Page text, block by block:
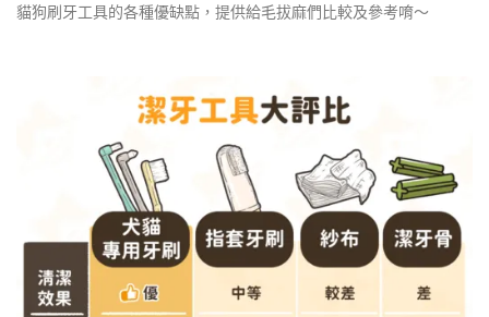
貓狗刷牙工具的各種優缺點，提供給毛拔麻們比較及參考唷～